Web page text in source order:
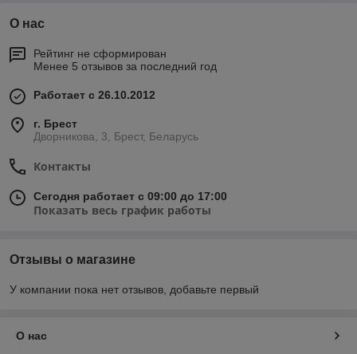
О нас
Рейтинг не сформирован
Менее 5 отзывов за последний год
Работает с 26.10.2012
г. Брест
Дворникова, 3, Брест, Беларусь
Контакты
Сегодня работает с 09:00 до 17:00
Показать весь график работы
Отзывы о магазине
У компании пока нет отзывов, добавьте первый
О нас